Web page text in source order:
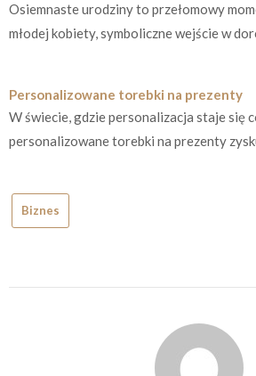
Osiemnaste urodziny to przełomowy
młodej kobiety, symboliczne wejście w
Personalizowane torebki na prezenty
W świecie, gdzie personalizacja staje się
personalizowane torebki na prezenty
Biznes